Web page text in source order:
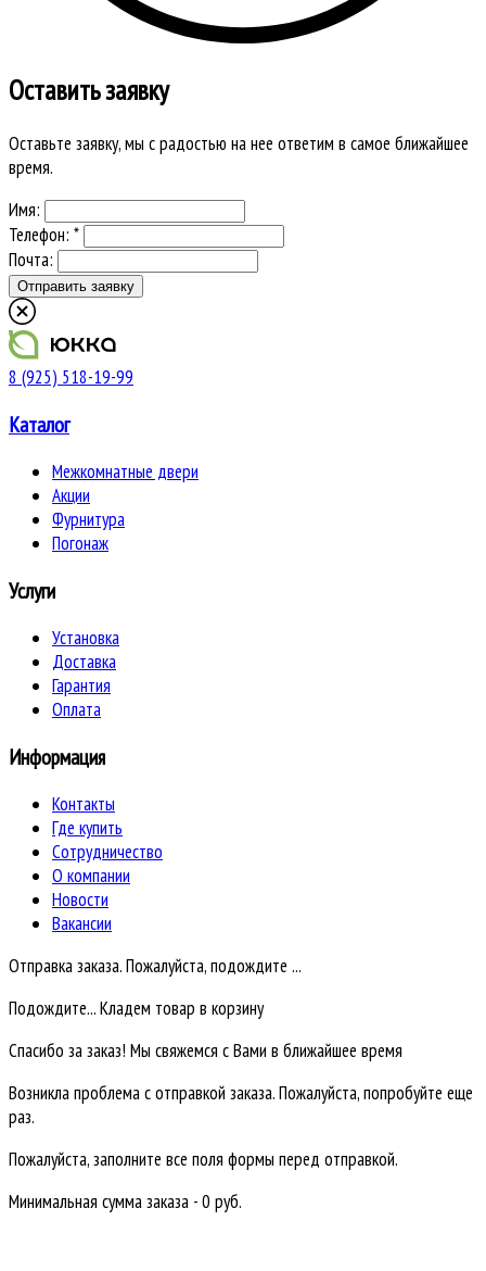
Оставить заявку
Оставьте заявку, мы с радостью на нее ответим в самое ближайшее
время.
Имя:
Телефон: *
Почта:
8 (925) 518-19-99
Каталог
Межкомнатные двери
Акции
Фурнитура
Погонаж
Услуги
Установка
Доставка
Гарантия
Оплата
Информация
Контакты
Где купить
Сотрудничество
О компании
Новости
Вакансии
Отправка заказа. Пожалуйста, подождите ...
Подождите... Кладем товар в корзину
Спасибо за заказ! Мы свяжемся с Вами в ближайшее время
Возникла проблема с отправкой заказа. Пожалуйста, попробуйте еще
раз.
Пожалуйста, заполните все поля формы перед отправкой.
Минимальная сумма заказа - 0 руб.